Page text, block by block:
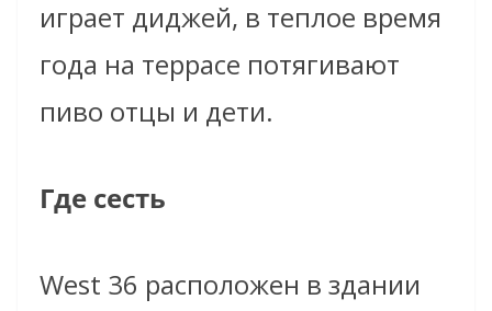
играет диджей, в теплое время
года на террасе потягивают
пиво отцы и дети.
Где сесть
West 36 расположен в здании